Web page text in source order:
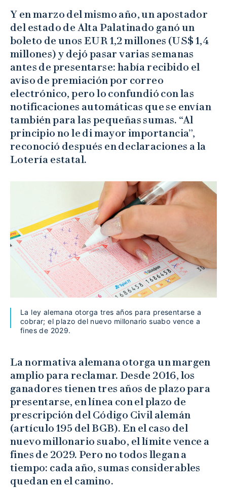
Y en marzo del mismo año, un apostador
del estado de Alta Palatinado ganó un
boleto de unos EUR 1,2 millones (US$ 1,4
millones) y dejó pasar varias semanas
antes de presentarse: había recibido el
aviso de premiación por correo
electrónico, pero lo confundió con las
notificaciones automáticas que se envían
también para las pequeñas sumas. “Al
principio no le di mayor importancia”,
reconoció después en declaraciones a la
Lotería estatal.
La ley alemana otorga tres años para presentarse a
cobrar; el plazo del nuevo millonario suabo vence a
fines de 2029.
La normativa alemana otorga un margen
amplio para reclamar. Desde 2016, los
ganadores tienen tres años de plazo para
presentarse, en línea con el plazo de
prescripción del Código Civil alemán
(artículo 195 del BGB). En el caso del
nuevo millonario suabo, el límite vence a
fines de 2029. Pero no todos llegan a
tiempo: cada año, sumas considerables
quedan en el camino.